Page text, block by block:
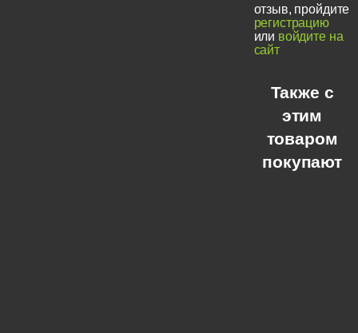
отзыв, пройдите
регистрацию
или войдите на
сайт
Также с
этим
товаром
покупают